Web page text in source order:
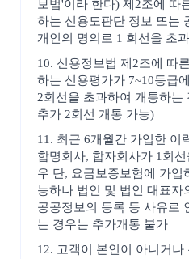
보법'이라 한다) 제2조에 따
하는 신용도판단 정보 또는
개인의 명의로 1 회선을 초
10. 신용정보법 제2조에 따
하는 신용평가가 7~10등급
2회선을 초과하여 개통하는
추가 2회선 개통 가능)
11. 최근 6개월간 가입한 이
합명회사, 합자회사가 1회
우 단, 요금보증보험에 가입
능하나 법인 및 법인 대표자
공공정보의 등록 등 사유로
는 경우는 추가개통 불가
12. 고객이 본인이 아니거